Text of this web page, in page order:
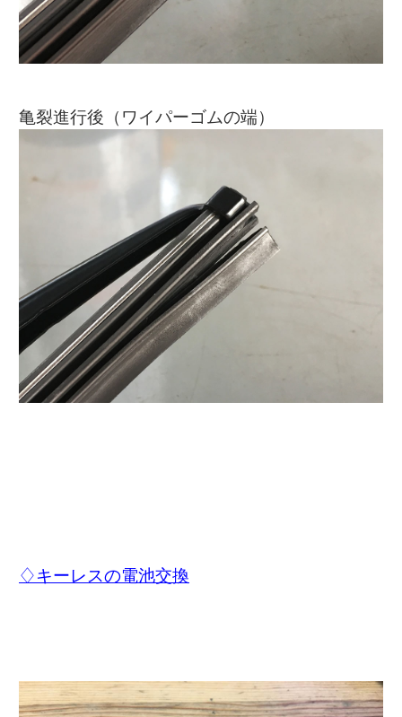
亀裂進行後（ワイパーゴムの端）
♢キーレスの電池交換